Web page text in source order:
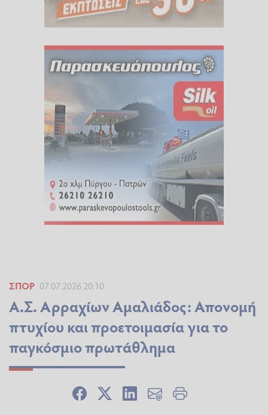
ΣΠΟΡ 07.07.2026 20:10
Α.Σ. Αρραχίων Αμαλιάδος: Απονομή
πτυχίου και προετοιμασία για το
παγκόσμιο πρωτάθλημα